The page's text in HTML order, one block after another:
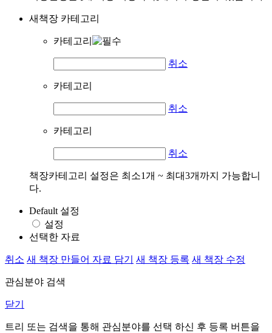
새책장 카테고리
카테고리
취소
카테고리
취소
카테고리
취소
책장카테고리 설정은 최소1개 ~ 최대3개까지 가능합니
다.
Default 설정
설정
선택한 자료
취소 새 책장 만들어 자료 담기 새 책장 등록 새 책장 수정
관심분야 검색
닫기
트리 또는 검색을 통해 관심분야를 선택 하신 후 등록 버튼을